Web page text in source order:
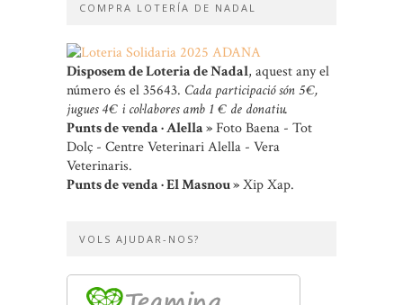
COMPRA LOTERÍA DE NADAL
Disposem de Loteria de Nadal, aquest any el
número és el 35643. Cada participació són 5 €,
jugues 4 € i col·labores amb 1 € de donatiu.
Punts de venda · Alella »Foto Baena - Tot
Dolç - Centre Veterinari Alella - Vera
Veterinaris.
Punts de venda · El Masnou »Xip Xap.
VOLS AJUDAR-NOS?